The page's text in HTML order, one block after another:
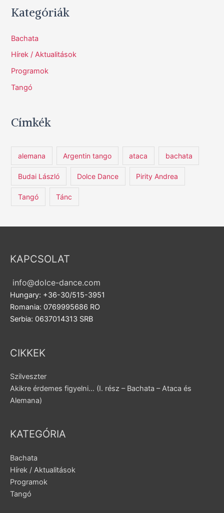
Kategóriák
Bachata
Hírek / Aktualitások
Programok
Tangó
Címkék
alemana Argentin tango ataca bachata
Budai László Dolce Dance Pirity Andrea
Tangó Tánc
KAPCSOLAT
info@dolce-dance.com
Hungary: +36-30/515-3951
Romania: 0769995686 RO
Serbia: 0637014313 SRB
CIKKEK
Szilveszter
Akikre érdemes figyelni… (I. rész – Bachata – Ataca és
Alemana)
KATEGÓRIA
Bachata
Hírek / Aktualitások
Programok
Tangó